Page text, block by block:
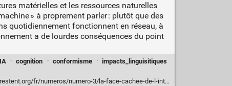
matérielles et les ressources naturelles
» à proprement parler : plutôt que des
quotidiennement fonctionnent en réseau, à
a de lourdes conséquences du point
· cognition · conformisme · impacts_linguisitiques
3/la-face-cachee-de-l-intelligence-artificielle-enjeux-ecologiques-psychiques-et-politiques-des-automates-numeriques